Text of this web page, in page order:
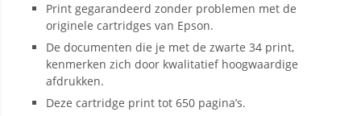
Print gegarandeerd zonder problemen met de
originele cartridges van Epson.
De documenten die je met de zwarte 34 print,
kenmerken zich door kwalitatief hoogwaardige
afdrukken.
Deze cartridge print tot 650 pagina’s.